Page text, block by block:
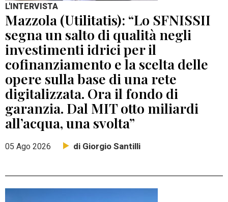
L'INTERVISTA
Mazzola (Utilitatis): “Lo SFNISSII
segna un salto di qualità negli
investimenti idrici per il
cofinanziamento e la scelta delle
opere sulla base di una rete
digitalizzata. Ora il fondo di
garanzia. Dal MIT otto miliardi
all’acqua, una svolta”
05 Ago 2026 di Giorgio Santilli